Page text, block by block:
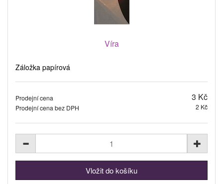
Víra
Záložka papírová
Prodejní cena 3 Kč
Prodejní cena bez DPH 2 Kč